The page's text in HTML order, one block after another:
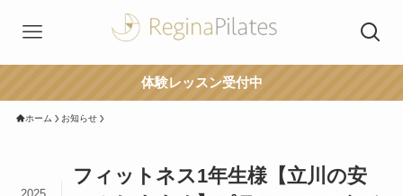
体験レッスン受付中
ホーム お知らせ
フィットネス1年生様【立川の安